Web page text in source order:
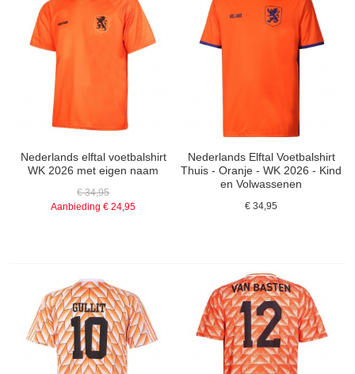
Nederlands elftal voetbalshirt
WK 2026 met eigen naam
€ 34,95
Aanbieding € 24,95
Nederlands Elftal Voetbalshirt
Thuis - Oranje - WK 2026 - Kind
en Volwassenen
€ 34,95